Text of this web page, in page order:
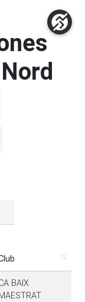
ClubBAIX
MAESTRAT